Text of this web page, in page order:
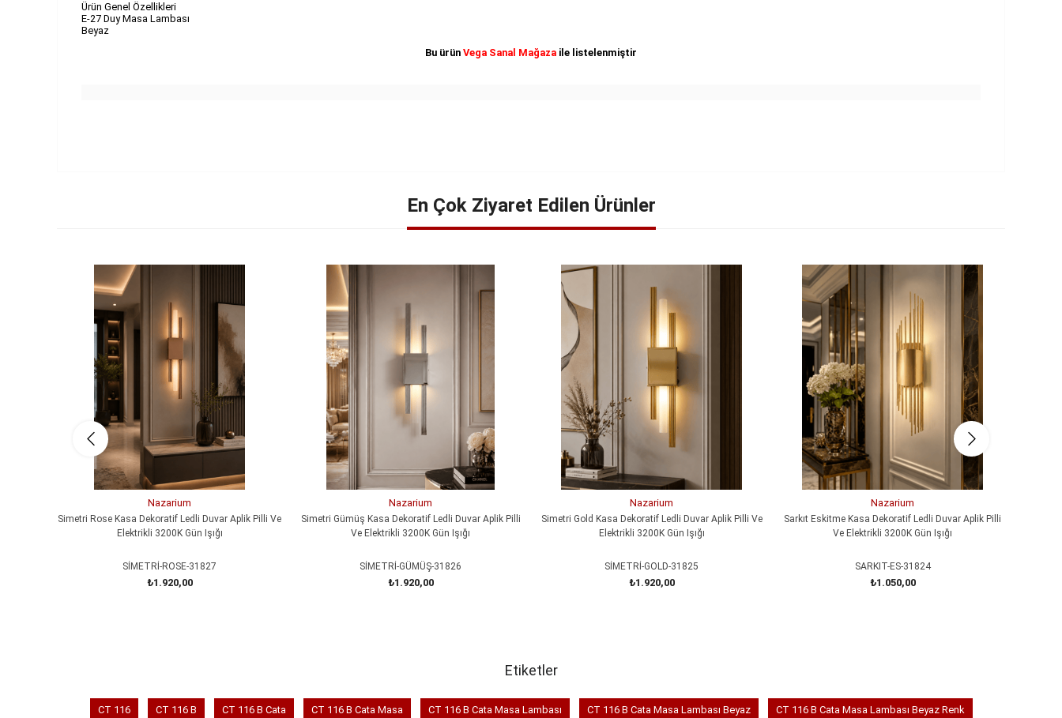
Ürün Genel Özellikleri
E-27 Duy Masa Lambası
Beyaz
Bu ürün Vega Sanal Mağaza ile listelenmiştir
En Çok Ziyaret Edilen Ürünler
Nazarium
Simetri Rose Kasa Dekoratif Ledli Duvar Aplik Pilli Ve
Elektrikli 3200K Gün Işığı
SİMETRİ-ROSE-31827
₺1.920,00
Nazarium
Simetri Gümüş Kasa Dekoratif Ledli Duvar Aplik Pilli
Ve Elektrikli 3200K Gün Işığı
SİMETRİ-GÜMÜŞ-31826
₺1.920,00
Nazarium
Simetri Gold Kasa Dekoratif Ledli Duvar Aplik Pilli Ve
Elektrikli 3200K Gün Işığı
SİMETRİ-GOLD-31825
₺1.920,00
Nazarium
Sarkıt Eskitme Kasa Dekoratif Ledli Duvar Aplik Pilli
Ve Elektrikli 3200K Gün Işığı
SARKIT-ES-31824
₺1.050,00
Etiketler
CT 116 CT 116 B CT 116 B Cata CT 116 B Cata Masa CT 116 B Cata Masa Lambası CT 116 B Cata Masa Lambası Beyaz CT 116 B Cata Masa Lambası Beyaz Renk